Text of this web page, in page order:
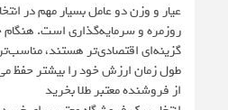
روزمره و سرمایه‌گذاری است. هنگام
گزینه‌ای اقتصادی‌تر هستند،
طول زمان ارزش خود را بیشتر حفظ
از فروشنده معتبر طلا بخرید